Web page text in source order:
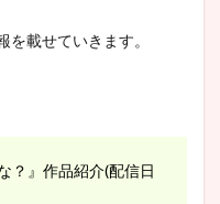
を載せていきます。
？』作品紹介(配信日